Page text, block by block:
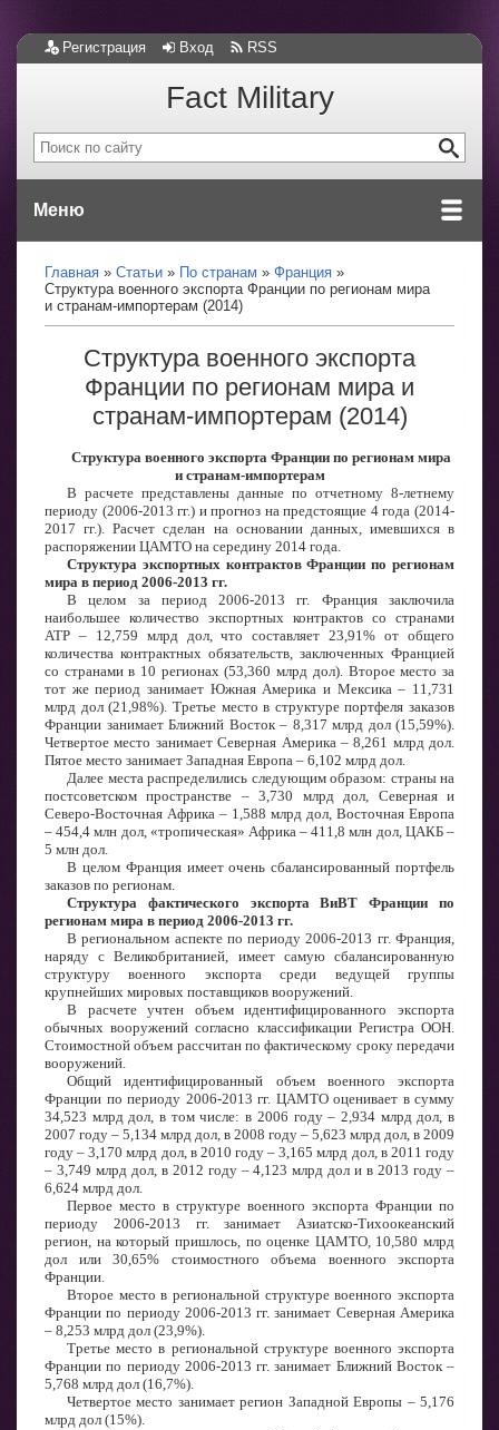
Регистрация Вход RSS
Fact Military
Меню
Главная Статьи По странам
Франция
Структура военного экспорта Франции по регионам мира
и странам-импортерам (2014)
Структура военного экспорта
Франции по регионам мира и
странам-импортерам (2014)
Структура военного экспорта Франции по регионам мира
и странам-импортерам
В расчете представлены данные по отчетному 8-летнему
периоду (2006-2013 гг.) и прогноз на предстоящие 4 года (2014-
2017 гг.). Расчет сделан на основании данных, имевшихся в
распоряжении ЦАМТО на середину 2014 года.
Структура экспортных контрактов Франции по регионам
мира в период 2006-2013 гг.
В целом за период 2006-2013 гг. Франция заключила
наибольшее количество экспортных контрактов со странами
АТР – 12,759 млрд дол, что составляет 23,91% от общего
количества контрактных обязательств, заключенных Францией
со странами в 10 регионах (53,360 млрд дол). Второе место за
тот же период занимает Южная Америка и Мексика – 11,731
млрд дол (21,98%). Третье место в структуре портфеля заказов
Франции занимает Ближний Восток – 8,317 млрд дол (15,59%).
Четвертое место занимает Северная Америка – 8,261 млрд дол.
Пятое место занимает Западная Европа – 6,102 млрд дол.
Далее места распределились следующим образом: страны на
постсоветском пространстве – 3,730 млрд дол, Северная и
Северо-Восточная Африка – 1,588 млрд дол, Восточная Европа
– 454,4 млн дол, «тропическая» Африка – 411,8 млн дол, ЦАКБ –
5 млн дол.
В целом Франция имеет очень сбалансированный портфель
заказов по регионам.
Структура фактического экспорта ВиВТ Франции по
регионам мира в период 2006-2013 гг.
В региональном аспекте по периоду 2006-2013 гг. Франция,
наряду с Великобританией, имеет самую сбалансированную
структуру военного экспорта среди ведущей группы
крупнейших мировых поставщиков вооружений.
В расчете учтен объем идентифицированного экспорта
обычных вооружений согласно классификации Регистра ООН.
Стоимостной объем рассчитан по фактическому сроку передачи
вооружений.
Общий идентифицированный объем военного экспорта
Франции по периоду 2006-2013 гг. ЦАМТО оценивает в сумму
34,523 млрд дол, в том числе: в 2006 году – 2,934 млрд дол, в
2007 году – 5,134 млрд дол, в 2008 году – 5,623 млрд дол, в 2009
году – 3,170 млрд дол, в 2010 году – 3,165 млрд дол, в 2011 году
– 3,749 млрд дол, в 2012 году – 4,123 млрд дол и в 2013 году –
6,624 млрд дол.
Первое место в структуре военного экспорта Франции по
периоду 2006-2013 гг. занимает Азиатско-Тихоокеанский
регион, на который пришлось, по оценке ЦАМТО, 10,580 млрд
дол или 30,65% стоимостного объема военного экспорта
Франции.
Второе место в региональной структуре военного экспорта
Франции по периоду 2006-2013 гг. занимает Северная Америка
– 8,253 млрд дол (23,9%).
Третье место в региональной структуре военного экспорта
Франции по периоду 2006-2013 гг. занимает Ближний Восток –
5,768 млрд дол (16,7%).
Четвертое место занимает регион Западной Европы – 5,176
млрд дол (15%).